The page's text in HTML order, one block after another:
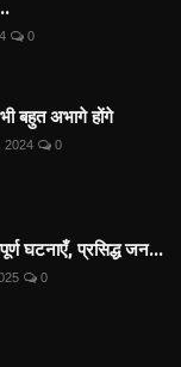
0
बहुत अभागे होंगे
2024 0
घटनाएँ, प्रसिद्ध जन...
0